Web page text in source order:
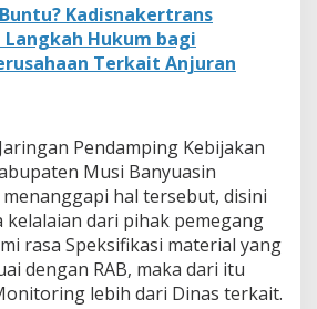
I
I
D
e
i
m
b
a
k
u
r
Kadisnakertrans
Langkah Hukum bagi
Terkait Anjuran
Pendamping Kebijakan
Musi Banyuasin
hal tersebut, disini
kelalaian dari pihak pemegang
rasa Speksifikasi material yang
dengan RAB, maka dari itu
lebih dari Dinas terkait.